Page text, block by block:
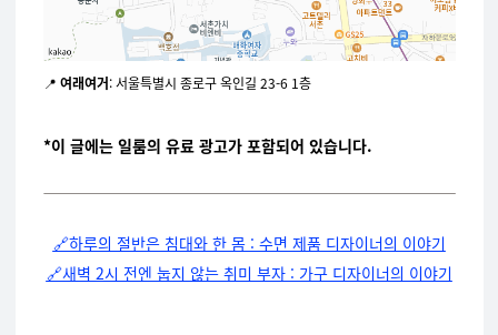
📍 여래여거: 서울특별시 종로구 옥인길 23-6 1층
*이 글에는 일룸의 유료 광고가 포함되어 있습니다.
🔗하루의 절반은 침대와 한 몸 : 수면 제품 디자이너의 이야기
🔗새벽 2시 전엔 눕지 않는 취미 부자 : 가구 디자이너의 이야기